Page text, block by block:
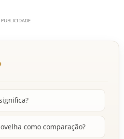
como comparação?